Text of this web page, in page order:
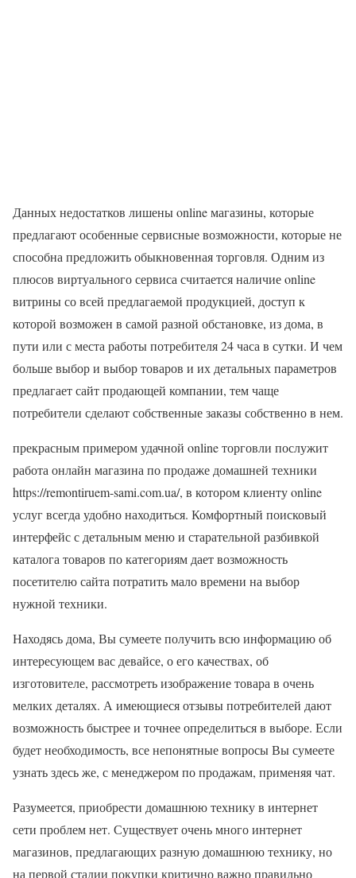
Данных недостатков лишены online магазины, которые
предлагают особенные сервисные возможности, которые не
способна предложить обыкновенная торговля. Одним из
плюсов виртуального сервиса считается наличие online
витрины со всей предлагаемой продукцией, доступ к
которой возможен в самой разной обстановке, из дома, в
пути или с места работы потребителя 24 часа в сутки. И чем
больше выбор и выбор товаров и их детальных параметров
предлагает сайт продающей компании, тем чаще
потребители сделают собственные заказы собственно в нем.
прекрасным примером удачной online торговли послужит
работа онлайн магазина по продаже домашней техники
https://remontiruem-sami.com.ua/, в котором клиенту online
услуг всегда удобно находиться. Комфортный поисковый
интерфейс с детальным меню и старательной разбивкой
каталога товаров по категориям дает возможность
посетителю сайта потратить мало времени на выбор
нужной техники.
Находясь дома, Вы сумеете получить всю информацию об
интересующем вас девайсе, о его качествах, об
изготовителе, рассмотреть изображение товара в очень
мелких деталях. А имеющиеся отзывы потребителей дают
возможность быстрее и точнее определиться в выборе. Если
будет необходимость, все непонятные вопросы Вы сумеете
узнать здесь же, с менеджером по продажам, применяя чат.
Разумеется, приобрести домашнюю технику в интернет
сети проблем нет. Существует очень много интернет
магазинов, предлагающих разную домашнюю технику, но
на первой стадии покупки критично важно правильно